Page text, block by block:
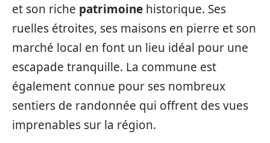
et son riche patrimoine historique. Ses
ruelles étroites, ses maisons en pierre et son
marché local en font un lieu idéal pour une
escapade tranquille. La commune est
également connue pour ses nombreux
sentiers de randonnée qui offrent des vues
imprenables sur la région.